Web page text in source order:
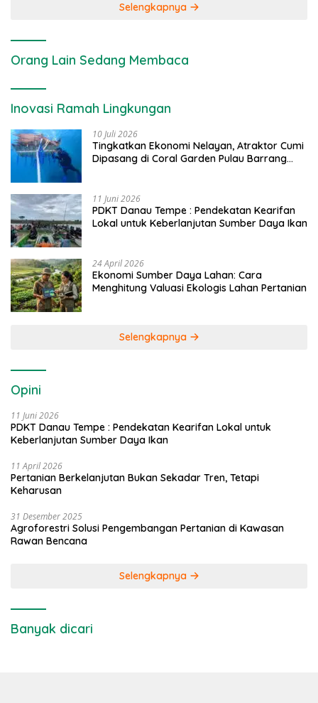
Selengkapnya
Orang Lain Sedang Membaca
Inovasi Ramah Lingkungan
10 Juli 2026
Tingkatkan Ekonomi Nelayan, Atraktor Cumi
Dipasang di Coral Garden Pulau Barrang
11 Juni 2026
PDKT Danau Tempe : Pendekatan Kearifan
Lokal untuk Keberlanjutan Sumber Daya Ikan
24 April 2026
Ekonomi Sumber Daya Lahan: Cara
Menghitung Valuasi Ekologis Lahan Pertanian
Selengkapnya
Opini
11 Juni 2026
PDKT Danau Tempe : Pendekatan Kearifan Lokal untuk
Keberlanjutan Sumber Daya Ikan
11 April 2026
Pertanian Berkelanjutan Bukan Sekadar Tren, Tetapi
Keharusan
31 Desember 2025
Agroforestri Solusi Pengembangan Pertanian di Kawasan
Rawan Bencana
Selengkapnya
Banyak dicari